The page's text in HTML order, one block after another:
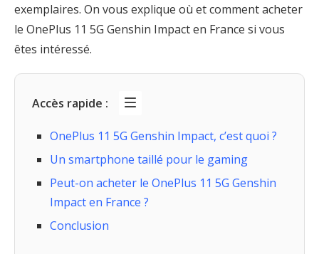
exemplaires. On vous explique où et comment acheter
le OnePlus 11 5G Genshin Impact en France si vous
êtes intéressé.
Accès rapide :
OnePlus 11 5G Genshin Impact, c’est quoi ?
Un smartphone taillé pour le gaming
Peut-on acheter le OnePlus 11 5G Genshin
Impact en France ?
Conclusion